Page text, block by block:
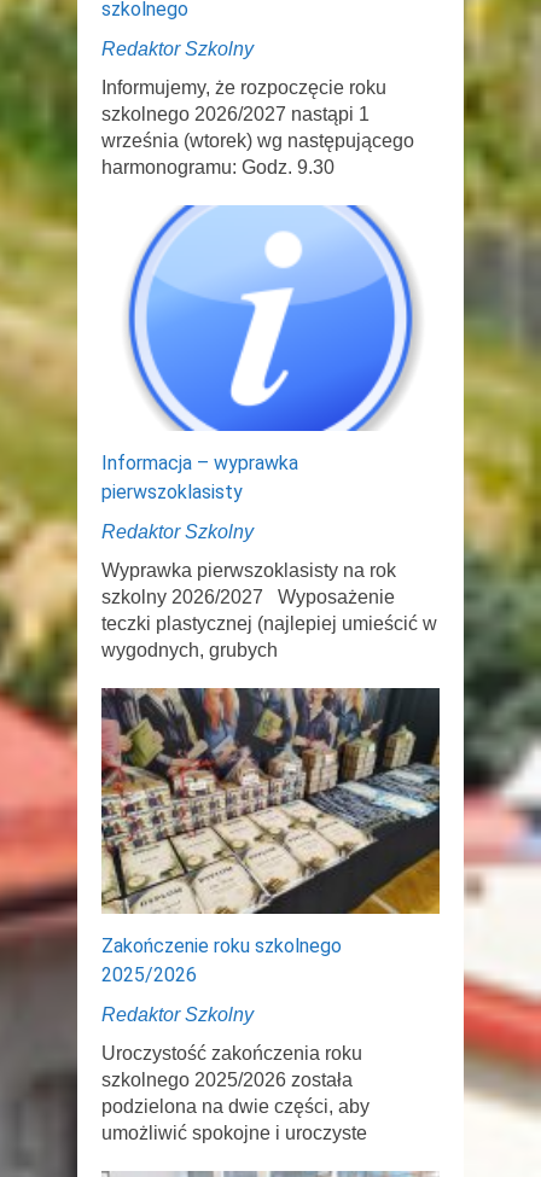
szkolnego
Redaktor Szkolny
Informujemy, że rozpoczęcie roku
szkolnego 2026/2027 nastąpi 1
września (wtorek) wg następującego
harmonogramu: Godz. 9.30
Informacja – wyprawka
pierwszoklasisty
Redaktor Szkolny
Wyprawka pierwszoklasisty na rok
szkolny 2026/2027 Wyposażenie
teczki plastycznej (najlepiej umieścić w
wygodnych, grubych
Zakończenie roku szkolnego
2025/2026
Redaktor Szkolny
Uroczystość zakończenia roku
szkolnego 2025/2026 została
podzielona na dwie części, aby
umożliwić spokojne i uroczyste